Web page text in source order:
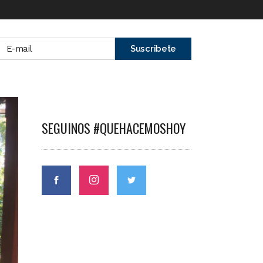
SEGUINOS #QUEHACEMOSHOY